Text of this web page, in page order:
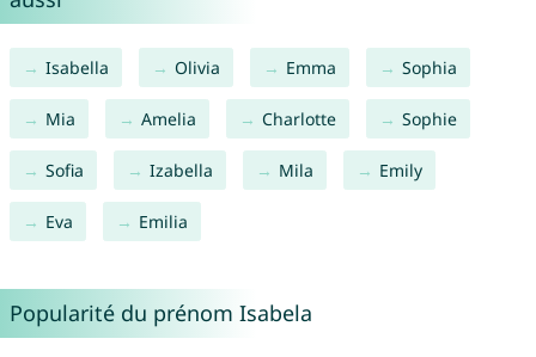
Isabella Olivia Emma Sophia
Mia Amelia Charlotte Sophie
Sofia Izabella Mila Emily
Eva Emilia
Popularité du prénom Isabela